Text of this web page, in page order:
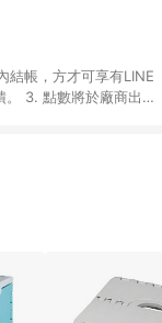
結帳，方才可享有LINE
3. 點數將於廠商出貨
上購物希望提供簡